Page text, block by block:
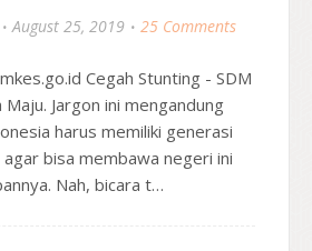
August 25, 2019 25 Comments
Cegah Stunting - SDM
Jargon ini mengandung
harus memiliki generasi
bisa membawa negeri ini
Nah, bicara t…